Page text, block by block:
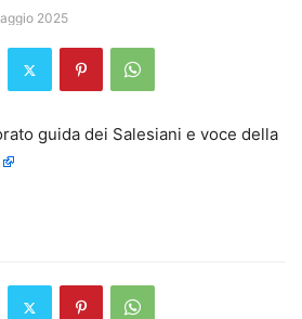
2025
guida dei Salesiani e voce della